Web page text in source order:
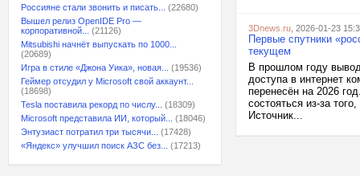
Россияне стали звонить и писать...
(22680)
Вышел релиз OpenIDE Pro —
корпоративной...
(21126)
Mitsubishi начнёт выпускать по 1000...
(20689)
Игра в стиле «Джона Уика», новая...
(19536)
Геймер отсудил у Microsoft свой аккаунт...
(18698)
Tesla поставила рекорд по числу...
(18309)
Microsoft представила ИИ, который...
(18046)
Энтузиаст потратил три тысячи...
(17428)
«Яндекс» улучшил поиск АЗС без...
(17213)
3Dnews.ru , 2026-01-23
Первые спутники
текущем
В прошлом году
доступа в интернет
перенесён на 2026
состояться из-за
Источник...